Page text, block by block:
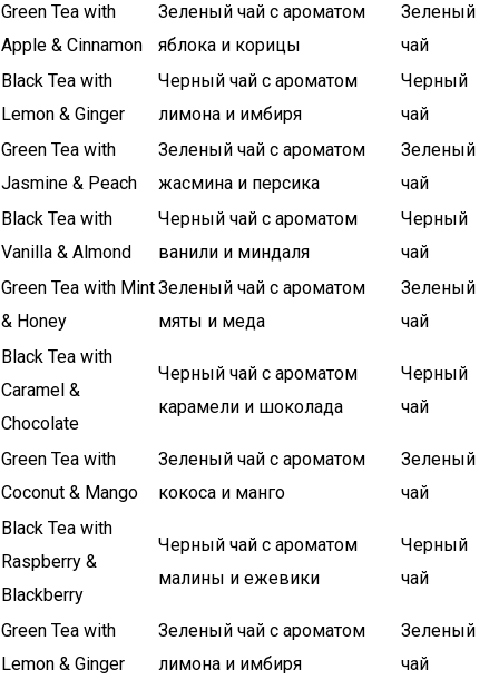
Green Tea with
Apple & Cinnamon
Зеленый чай с ароматом
яблока и корицы
Зеленый
чай
Black Tea with
Lemon & Ginger
Черный чай с ароматом
лимона и имбиря
Черный
чай
Green Tea with
Jasmine & Peach
Зеленый чай с ароматом
жасмина и персика
Зеленый
чай
Black Tea with
Vanilla & Almond
Черный чай с ароматом
ванили и миндаля
Черный
чай
Green Tea with Mint
& Honey
Зеленый чай с ароматом
мяты и меда
Зеленый
чай
Black Tea with
Caramel &
Chocolate
Черный чай с ароматом
карамели и шоколада
Черный
чай
Green Tea with
Coconut & Mango
Зеленый чай с ароматом
кокоса и манго
Зеленый
чай
Black Tea with
Raspberry &
Blackberry
Черный чай с ароматом
малины и ежевики
Черный
чай
Green Tea with
Lemon & Ginger
Зеленый чай с ароматом
лимона и имбиря
Зеленый
чай